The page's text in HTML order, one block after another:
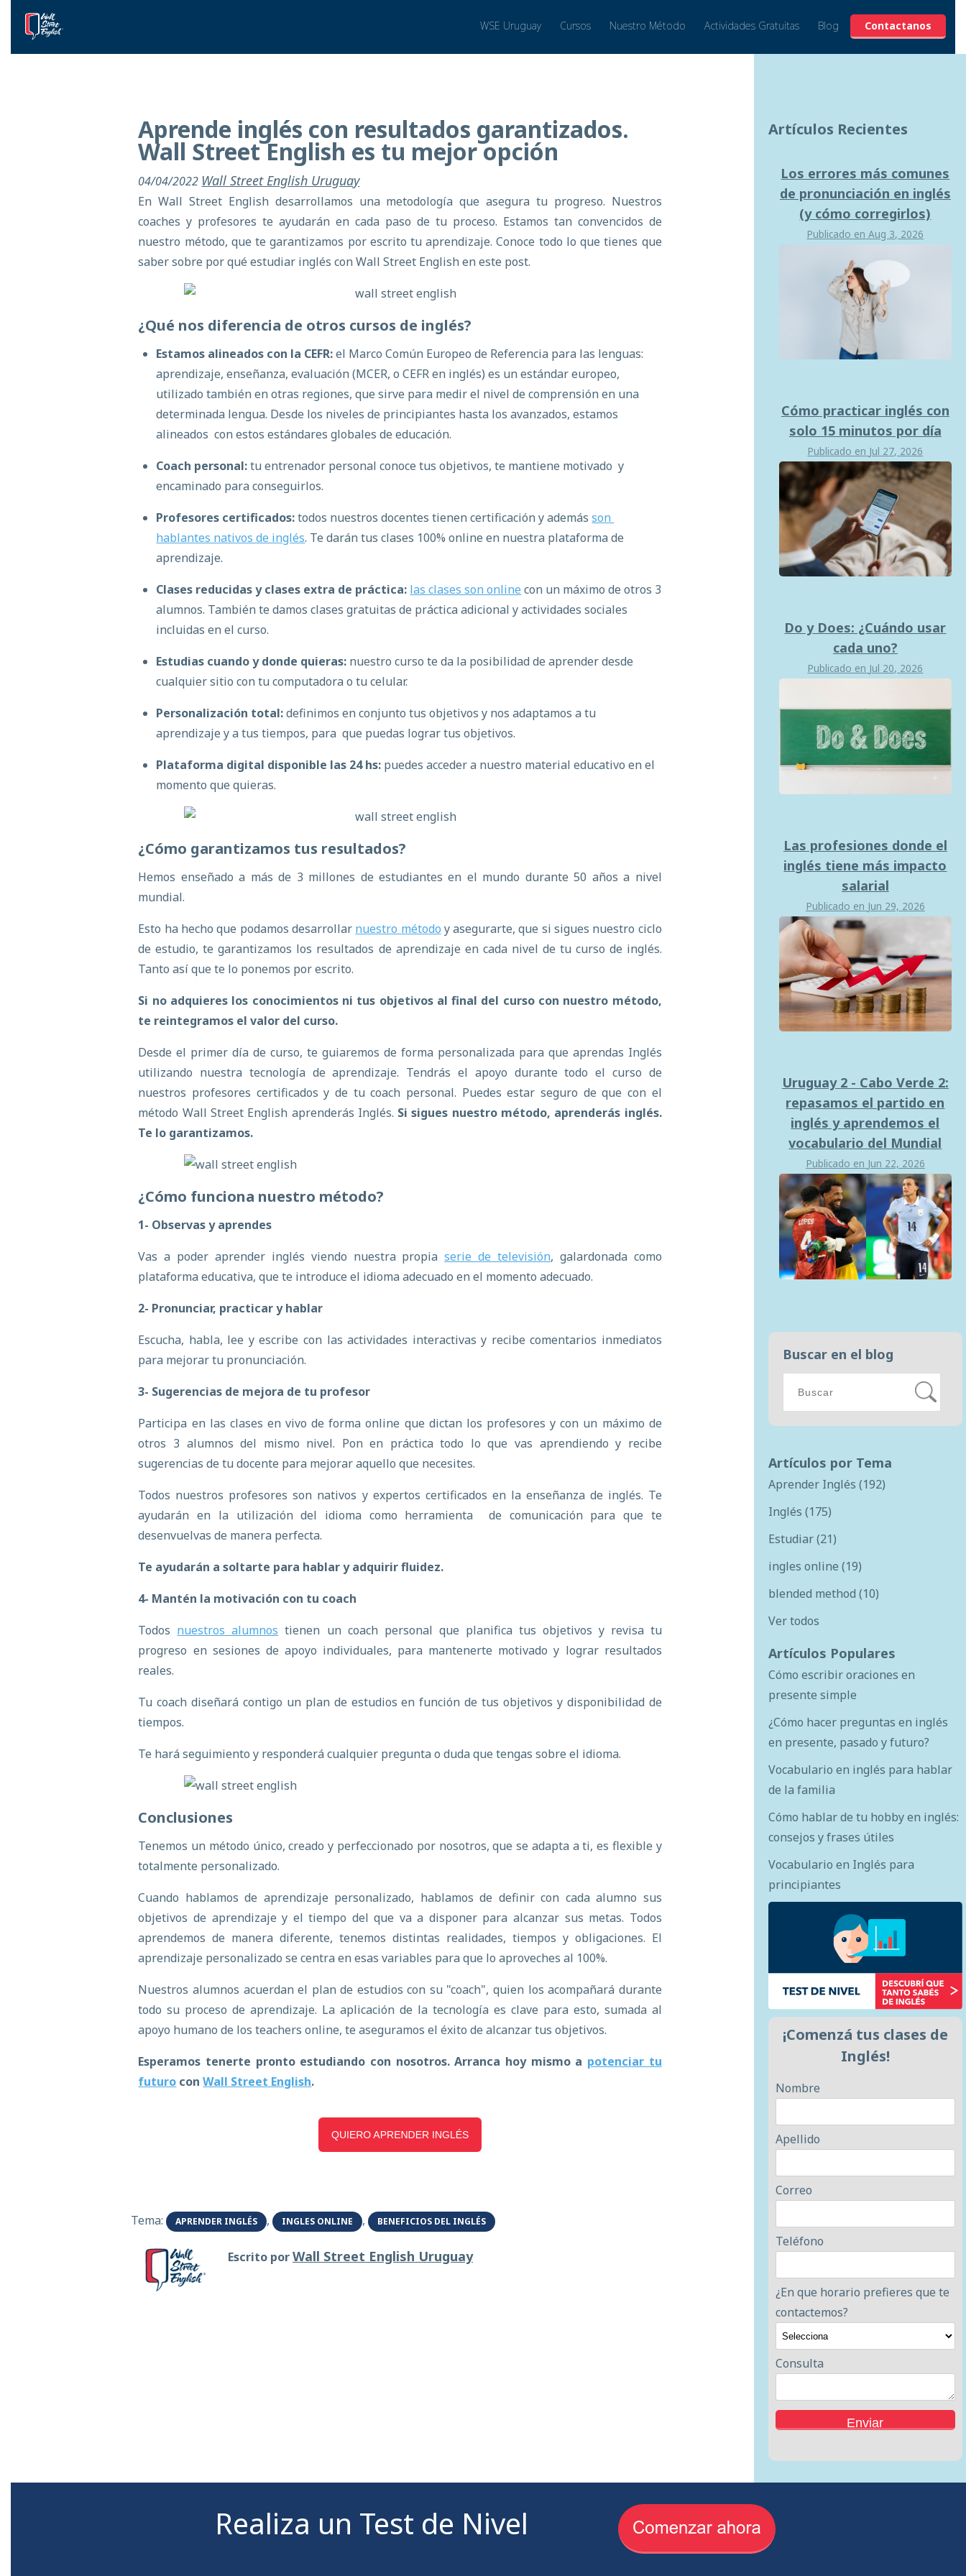
WSE Uruguay Cursos Nuestro Método Actividades Gratuitas Blog Contactanos
Aprende inglés con resultados garantizados.
Wall Street English es tu mejor opción
04/04/2022 Wall Street English Uruguay
En Wall Street English desarrollamos una metodología que asegura tu progreso. Nuestros
coaches y profesores te ayudarán en cada paso de tu proceso. Estamos tan convencidos de
nuestro método, que te garantizamos por escrito tu aprendizaje. Conoce todo lo que tienes que
saber sobre por qué estudiar inglés con Wall Street English en este post.
¿Qué nos diferencia de otros cursos de inglés?
Estamos alineados con la CEFR:el Marco Común Europeo de Referencia para las lenguas:
aprendizaje, enseñanza, evaluación​ (MCER, o CEFR en inglés)​ es un estándar europeo,
utilizado también en otras regiones, que sirve para medir el nivel de comprensión en una
determinada lengua. Desde los niveles de principiantes hasta los avanzados, estamos
alineados con estos estándares globales de educación.
Coach personal:tu entrenador personal conoce tus objetivos, te mantiene motivado y
encaminado para conseguirlos.
Profesores certificados:todos nuestros docentes tienen certificación y ademásson
hablantes nativos de inglés. Te darán tus clases 100% online en nuestra plataforma de
aprendizaje.
Clases reducidas y clases extra de práctica: las clases son online con un máximo de otros 3
alumnos. También te damos clases gratuitas de práctica adicional y actividades sociales
incluidas en el curso.
Estudias cuando y donde quieras: nuestro curso te da la posibilidad de aprender desde
cualquier sitio con tu computadora o tu celular.
Personalización total:definimos en conjunto tus objetivos y nos adaptamos a tu
aprendizaje y a tus tiempos, para que puedas lograr tus objetivos.
Plataforma digital disponible las 24 hs: puedes acceder a nuestro material educativo en el
momento que quieras.
¿Cómo garantizamos tus resultados?
Hemos enseñado a más de 3 millones de estudiantes en el mundo durante 50 años a nivel
mundial.
Esto ha hecho que podamos desarrollar nuestro método y asegurarte, que si sigues nuestro ciclo
de estudio, te garantizamos los resultados de aprendizaje en cada nivel de tu curso de inglés.
Tanto así que te lo ponemos por escrito.
Si no adquieres los conocimientos ni tus objetivos al final del curso con nuestro método,
te reintegramos el valor del curso.
Desde el primer día de curso, te guiaremos de forma personalizada para que aprendas Inglés
utilizando nuestra tecnología de aprendizaje. Tendrás el apoyo durante todo el curso de
nuestros profesores certificados y de tu coach personal. Puedes estar seguro de que con el
método Wall Street English aprenderás Inglés. Si sigues nuestro método, aprenderás inglés.
Te lo garantizamos.
¿Cómo funciona nuestro método?
1- Observas y aprendes
Vas a poder aprender inglés viendo nuestra propiaserie de televisión, galardonada como
plataforma educativa, que te introduce el idioma adecuado en el momento adecuado.
2- Pronunciar, practicar y hablar
Escucha, habla, lee y escribe con las actividades interactivas y recibe comentarios inmediatos
para mejorar tu pronunciación.
3- Sugerencias de mejora de tu profesor
Participa en las clases en vivo de forma online que dictan los profesores y con un máximo de
otros 3 alumnos del mismo nivel. Pon en práctica todo lo que vas aprendiendo y recibe
sugerencias de tu docente para mejorar aquello que necesites.
Todos nuestros profesores son nativos y expertos certificados en la enseñanza de inglés. Te
ayudarán en la utilización del idioma como herramienta de comunicación para que te
desenvuelvas de manera perfecta.
Te ayudarán a soltarte para hablar y adquirir fluidez.
4- Mantén la motivación con tu coach
Todos nuestros alumnos tienen un coach personal que planifica tus objetivos y revisa tu
progreso en sesiones de apoyo individuales, para mantenerte motivado y lograr resultados
reales.
Tu coach diseñará contigo un plan de estudios en función de tus objetivos y disponibilidad de
tiempos.
Te hará seguimiento y responderá cualquier pregunta o duda que tengas sobre el idioma.
Conclusiones
Tenemos un método único, creado y perfeccionado por nosotros, que se adapta a ti, es flexible y
totalmente personalizado.
Cuando hablamos de aprendizaje personalizado, hablamos de definir con cada alumno sus
objetivos de aprendizaje y el tiempo del que va a disponer para alcanzar sus metas. Todos
aprendemos de manera diferente, tenemos distintas realidades, tiempos y obligaciones. El
aprendizaje personalizado se centra en esas variables para que lo aproveches al 100%.
Nuestros alumnos acuerdan el plan de estudios con su "coach", quien los acompañará durante
todo su proceso de aprendizaje. La aplicación de la tecnología es clave para esto, sumada al
apoyo humano de los teachers online, te aseguramos el éxito de alcanzar tus objetivos.
Esperamos tenerte pronto estudiando con nosotros. Arranca hoy mismo a potenciar tu
futuro conWall Street English.
Tema: APRENDER INGLÉS , INGLES ONLINE , BENEFICIOS DEL INGLÉS
Escrito porWall Street English Uruguay
Artículos Recientes
Los errores más comunes
de pronunciación en inglés
(y cómo corregirlos)
Publicado en Aug 3, 2026
Cómo practicar inglés con
solo 15 minutos por día
Publicado en Jul 27, 2026
Do y Does: ¿Cuándo usar
cada uno?
Publicado en Jul 20, 2026
Las profesiones donde el
inglés tiene más impacto
salarial
Publicado en Jun 29, 2026
Uruguay 2 - Cabo Verde 2:
repasamos el partido en
inglés y aprendemos el
vocabulario del Mundial
Publicado en Jun 22, 2026
Buscar en el blog
Artículos por Tema
Aprender Inglés (192)
Inglés (175)
Estudiar(21)
ingles online (19)
blended method (10)
Ver todos
Artículos Populares
Cómo escribir oraciones en
presente simple
¿Cómo hacer preguntas en inglés
en presente, pasado y futuro?
Vocabulario en inglés para hablar
de la familia
Cómo hablar de tu hobby en inglés:
consejos y frases útiles
Vocabulario en Inglés para
principiantes
¡Comenzá tus clases de
Inglés!
Nombre
Apellido
Correo
Teléfono
¿En que horario prefieres que te
contactemos?
Consulta
Realiza un Test de Nivel